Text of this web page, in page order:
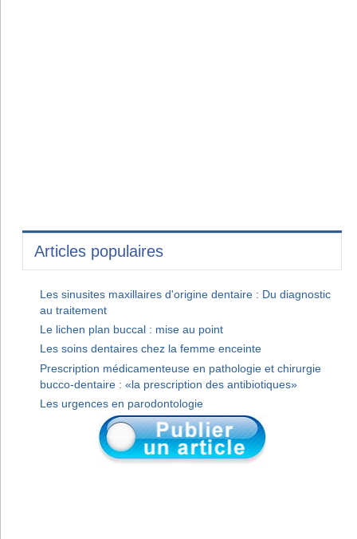
Articles populaires
Les sinusites maxillaires d'origine dentaire : Du diagnostic
au traitement
Le lichen plan buccal : mise au point
Les soins dentaires chez la femme enceinte
Prescription médicamenteuse en pathologie et chirurgie
bucco-dentaire : «la prescription des antibiotiques»
Les urgences en parodontologie